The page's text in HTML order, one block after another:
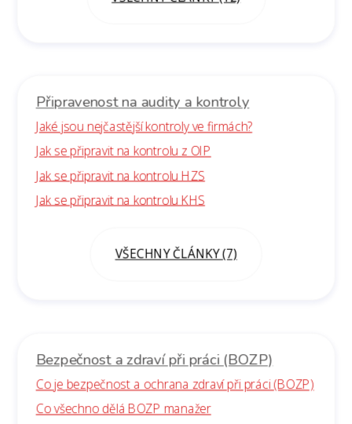
Připravenost na audity a kontroly
Jaké jsou nejčastější kontroly ve firmách?
Jak se připravit na kontrolu z OIP
Jak se připravit na kontrolu HZS
Jak se připravit na kontrolu KHS
VŠECHNY ČLÁNKY (7)
Bezpečnost a zdraví při práci (BOZP)
Co je bezpečnost a ochrana zdraví při práci (BOZP)
Co všechno dělá BOZP manažer